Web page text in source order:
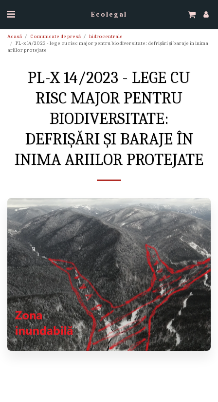
Ecolegal
Acasă Comunicate de presă
hidrocentrale
PL-x 14/2023 - lege cu risc major pentru biodiversitate: defrișări și baraje în inima
ariilor protejate
PL-X 14/2023 - LEGE CU
RISC MAJOR PENTRU
BIODIVERSITATE:
DEFRIȘĂRI ȘI BARAJE ÎN
INIMA ARIILOR PROTEJATE